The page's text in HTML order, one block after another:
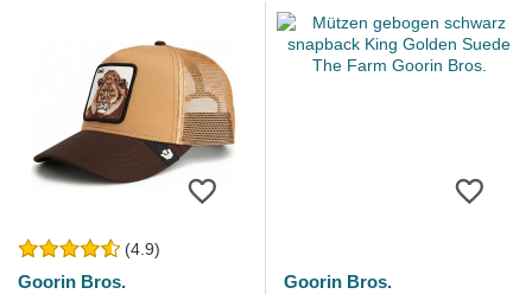
(4.9)
Goorin Bros.
Goorin Bros.